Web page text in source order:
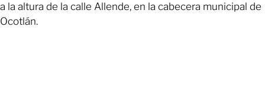
a la altura de la calle Allende, en la cabecera municipal de
Ocotlán.